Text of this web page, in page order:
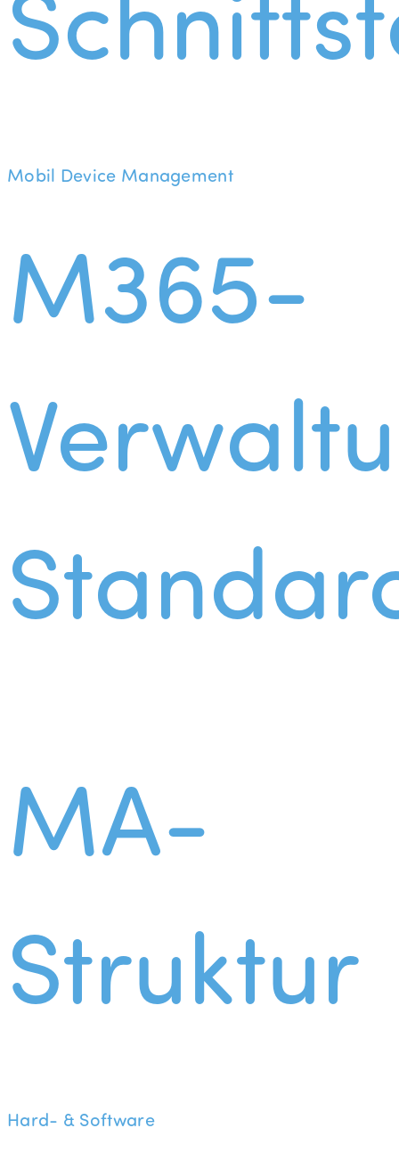
Mobil Device Management
M365-
MA-
Struktur
Hard- & Software